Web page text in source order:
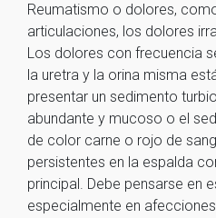
Reumatismo o dolores,
articulaciones, los dolores
Los dolores con frecuencia
la uretra y la orina misma
presentar un sedimento
abundante y mucoso o el
de color carne o rojo de
persistentes en la espalda
principal. Debe pensarse en
especialmente en